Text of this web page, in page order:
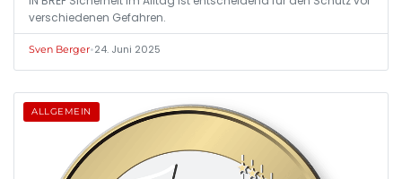
verschiedenen Gefahren.
Sven Berger•24. Juni 2025
ALLGEMEIN